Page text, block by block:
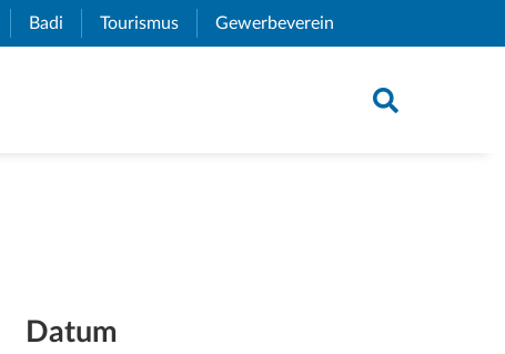
(External Link)
Badi (External Link)
Tourismus (External Link)
Gewerbeverein
Datum